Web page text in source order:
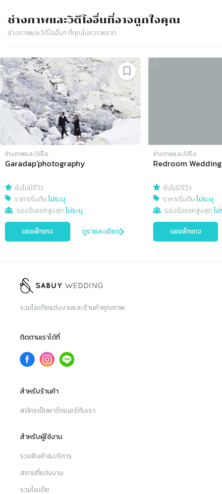
ช่างภาพและวิดีโออื่นที่อาจถูกใจคุณ
ช่างภาพและวิดีโออื่นๆ ที่คุณไม่ควรพลาด
Slide 1 of 4
ช่างภาพและวิดีโอ
Garadap'photography
ยังไม่มีรีวิว
ราคาเริ่มต้นไม่ระบุ
รองรับแขกสูงสุดไม่ระบุ
ขอแพ็กเกจ ดูรายละเอียด
ช่างภาพและวิดีโอ
Redroom
ยังไม่มีรีวิว
ราคาเริ่มต้นไม่ระบุ
รองรับแขกสูงสุดไ
ขอแพ็กเกจ
รวมไอเดียแต่งงานและร้านค้าคุณภาพ
ติดตามเราได้ที่
สำหรับร้านค้า
สมัครเป็นพาร์ทเนอร์กับเรา
สำหรับผู้ใช้งาน
รวมสินค้า&บริการ
สถานที่แต่งงาน
รวมไอเดีย